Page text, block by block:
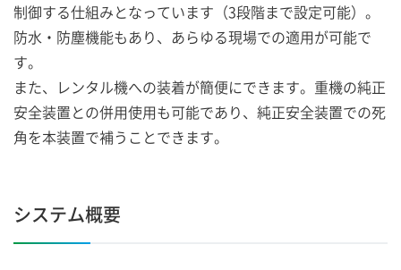
制御する仕組みとなっています（3段階まで設定可能）。
防水・防塵機能もあり、あらゆる現場での適用が可能で
す。
また、レンタル機への装着が簡便にできます。重機の純正
安全装置との併用使用も可能であり、純正安全装置での死
角を本装置で補うことできます。
システム概要